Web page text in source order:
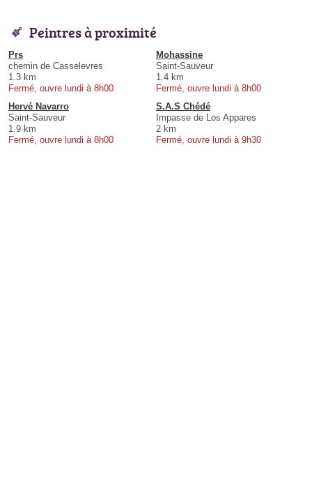
Peintres à proximité
Prs
chemin de Casselevres
1.3 km
Fermé, ouvre lundi à 8h00
Mohassine
Saint-Sauveur
1.4 km
Fermé, ouvre lundi à 8h00
Hervé Navarro
Saint-Sauveur
1.9 km
Fermé, ouvre lundi à 8h00
S.A.S Chédé
Impasse de Los Appares
2 km
Fermé, ouvre lundi à 9h30